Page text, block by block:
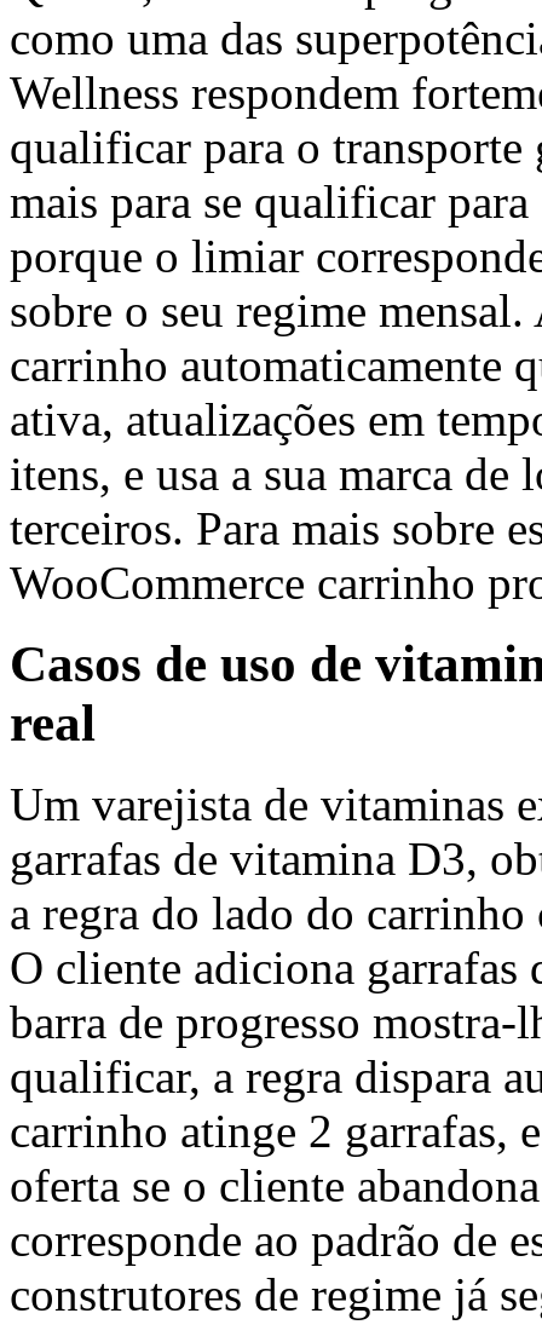
como uma das
Wellness respondem
qualificar para o
mais para se qualificar
porque o limiar
sobre o seu regime
carrinho automaticamente
ativa, atualizações em
itens, e usa a sua marca
terceiros. Para mais sobre
WooCommerce carrinho
Casos de uso de
real
Um varejista de vitaminas
garrafas de vitamina D3,
a regra do lado do
O cliente adiciona garrafas
barra de progresso mostra-
qualificar, a regra dispara
carrinho atinge 2 garrafas,
oferta se o cliente
corresponde ao padrão de
construtores de regime já